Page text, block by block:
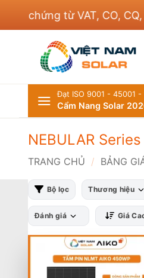
chứng từ VAT, CO, CQ,
Đạt ISO 9001 - 45001 -
Cẩm Nang Solar
NEBULAR Series
TRANG CHỦ / BẢNG
Bộ lọc Thương hiệu
Đánh giá Giá